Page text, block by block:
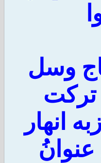
وسل
تركت
انهار
عنوانُ